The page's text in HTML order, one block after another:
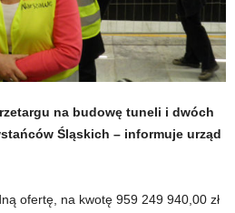
na budowę tuneli i dwóch
Śląskich – informuje urząd
ofertę, na kwotę 959 249 940,00 zł